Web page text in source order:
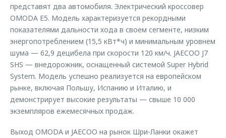
представят два автомобиля. Электрический кроссовер
OMODA E5. Модель характеризуется рекордными
показателями дальности хода в своем сегменте, низким
энергопотреблением (15,5 кВт*ч) и минимальным уровнем
шума — 62,9 децибела при скорости 120 км/ч. JAECOO J7
SHS — внедорожник, оснащенный системой Super Hybrid
System. Модель успешно реализуется на европейском
рынке, включая Польшу, Испанию и Италию, и
демонстрирует высокие результаты — свыше 10 000
экземпляров ежемесячных продаж.
Выход OMODA и JAECOO на рынок Шри-Ланки окажет